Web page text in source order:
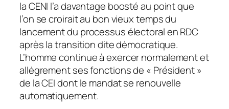
la CENI l’a davantage boosté au point que
l’on se croirait au bon vieux temps du
lancement du processus électoral en RDC
après la transition dite démocratique.
L’homme continue à exercer normalement et
allégrement ses fonctions de « Président »
de la CEI dont le mandat se renouvelle
automatiquement.